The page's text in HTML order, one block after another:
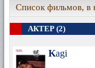
Список фильмов, в
АКТЕР (2)
Kagi